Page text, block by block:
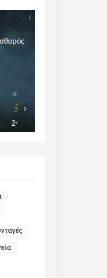
07:00
24°C
›